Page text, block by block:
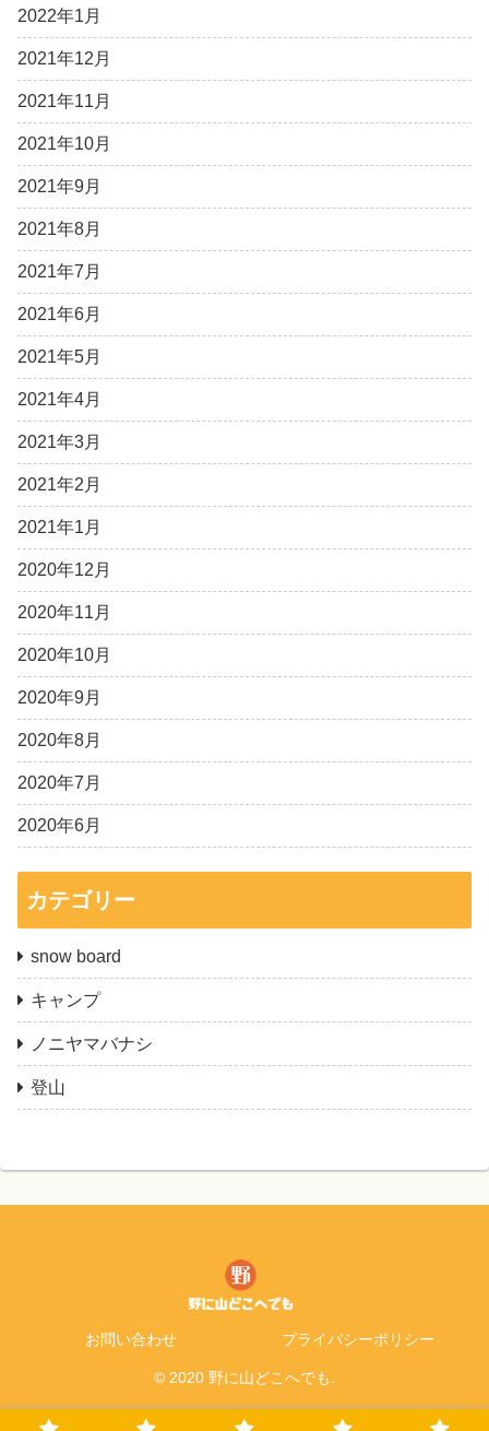
2022年1月
2021年12月
2021年11月
2021年10月
2021年9月
2021年8月
2021年7月
2021年6月
2021年5月
2021年4月
2021年3月
2021年2月
2021年1月
2020年12月
2020年11月
2020年10月
2020年9月
2020年8月
2020年7月
2020年6月
カテゴリー
snow board
キャンプ
ノニヤマバナシ
登山
お問い合わせ プライバシーポリシー
© 2020 野に山どこへでも.